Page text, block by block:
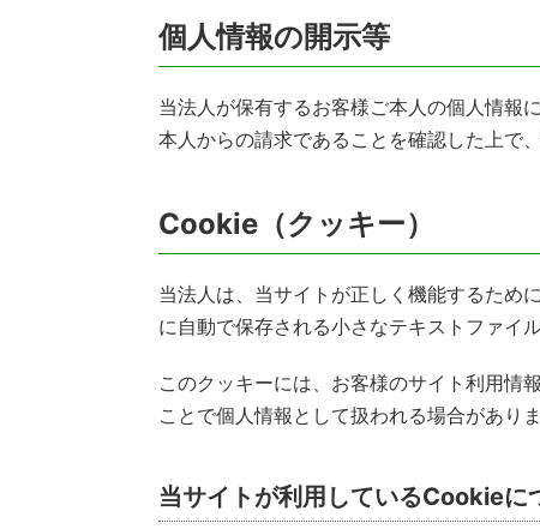
個人情報の開示等
当法人が保有するお客様ご本人の個人情報
本人からの請求であることを確認した上で
Cookie（クッキー）
当法人は、当サイトが正しく機能するため
に自動で保存される小さなテキストファイル
このクッキーには、お客様のサイト利用情
ことで個人情報として扱われる場合がありま
当サイトが利用しているCookieに